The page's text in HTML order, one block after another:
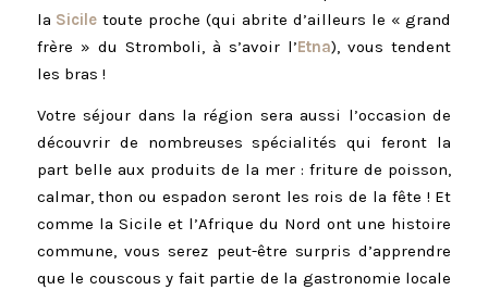
la Sicile toute proche (qui abrite d’ailleurs le « grand
frère » du Stromboli, à s’avoir l’Etna), vous tendent
les bras !
Votre séjour dans la région sera aussi l’occasion de
découvrir de nombreuses spécialités qui feront la
part belle aux produits de la mer : friture de poisson,
calmar, thon ou espadon seront les rois de la fête ! Et
comme la Sicile et l’Afrique du Nord ont une histoire
commune, vous serez peut-être surpris d’apprendre
que le couscous y fait partie de la gastronomie locale